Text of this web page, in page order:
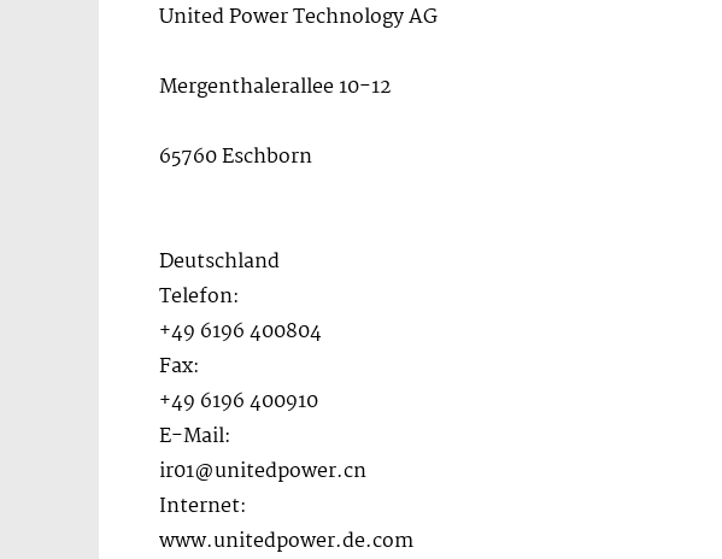
United Power Technology AG
Mergenthalerallee 10-12
65760 Eschborn
Deutschland
Telefon:
+49 6196 400804
Fax:
+49 6196 400910
E-Mail:
ir01@unitedpower.cn
Internet:
www.unitedpower.de.com